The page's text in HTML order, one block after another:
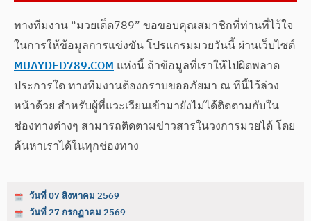
ทางทีมงาน “มวยเด็ด789” ขอขอบคุณสมาชิกที่ท่านที่ไว้ใจ
ในการให้ข้อมูลการแข่งขัน โปรแกรมมวยวันนี้ ผ่านเว็บไซต์
MUAYDED789.COMแห่งนี้ ถ้าข้อมูลที่เราให้ไปผิดพลาด
ประการใด ทางทีมงานต้องกราบขออภัยมา ณ ทีนี้ไว้ล่วง
หน้าด้วย สำหรับผู้ที่แวะเวียนเข้ามายังไม่ได้ติดตามกับใน
ช่องทางต่างๆ สามารถติดตามข่าวสารในวงการมวยได้ โดย
ค้นหาเราได้ในทุกช่องทาง
วันที่ 07 สิงหาคม 2569
วันที่ 27 กรกฏาคม 2569